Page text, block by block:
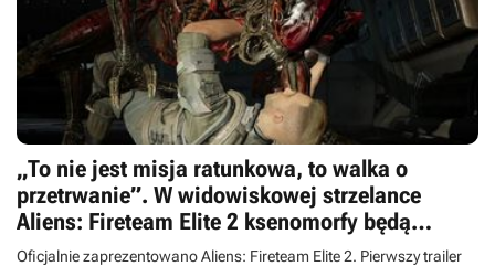
„To nie jest misja ratunkowa, to walka o
przetrwanie”. W widowiskowej strzelance
Aliens: Fireteam Elite 2 ksenomorfy będą
„groźniejsze niż kiedykolwiek”
Oficjalnie zaprezentowano Aliens: Fireteam Elite 2. Pierwszy trailer